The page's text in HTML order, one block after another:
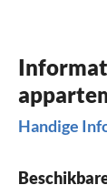
Handige